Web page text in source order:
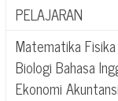
PELAJARAN
Matematika
Biologi Bahasa
Ekonomi Akuntansi